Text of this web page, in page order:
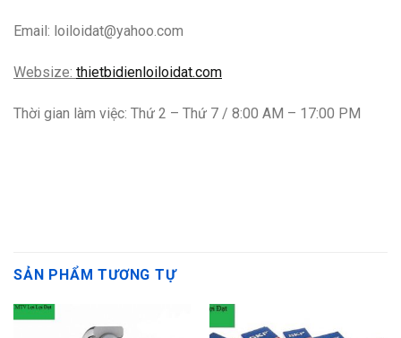
Email: loiloidat@yahoo.com
Websize: thietbidienloiloidat.com
Thời gian làm việc: Thứ 2 – Thứ 7 / 8:00 AM – 17:00 PM
SẢN PHẨM TƯƠNG TỰ